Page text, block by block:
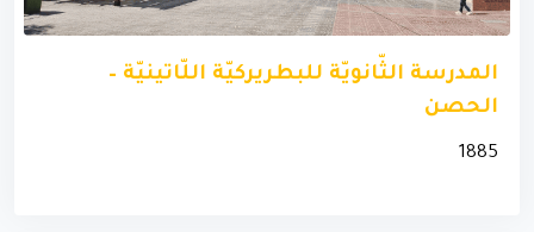
المدرسة الثّانويّة للبطريركيّة اللّاتينيّة –
الحصن
1885